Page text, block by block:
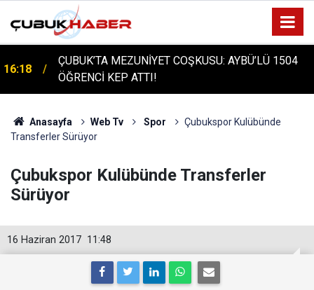
16:14
ÇUBUK'TA TARİHİ GÜN: PROTÜRK PLAZMA
FRAKSİNASYON TESİSİ'NİN TEMELİ ATILDI
Anasayfa Web Tv Spor
Çubukspor Kulübünde
Transferler Sürüyor
Çubukspor Kulübünde Transferler
Sürüyor
11:48
16 Haziran 2017